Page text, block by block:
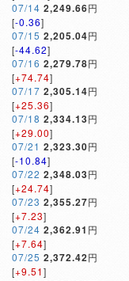
07/14 2,249.66円
[-0.36]
07/15 2,205.04円
[-44.62]
07/16 2,279.78円
[+74.74]
07/17 2,305.14円
[+25.36]
07/18 2,334.13円
[+29.00]
07/21 2,323.30円
[-10.84]
07/22 2,348.03円
[+24.74]
07/23 2,355.27円
[+7.23]
07/24 2,362.91 円
[+7.64]
07/25 2,372.42円
[+9.51]